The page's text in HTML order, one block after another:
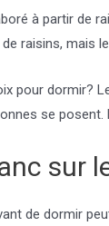
à partir de
raisins, mais
pour dormir?
se posent.
sur
de dormir